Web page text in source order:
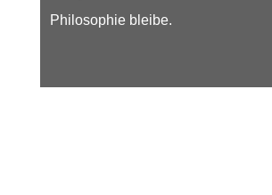
Philosophie bleibe.